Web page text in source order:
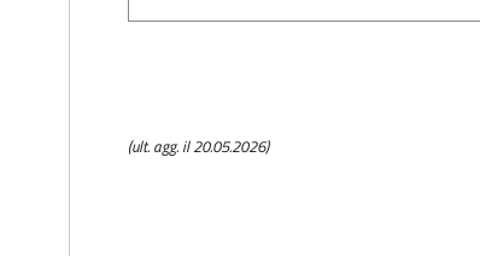
(ult. agg. il 20.05.2026)